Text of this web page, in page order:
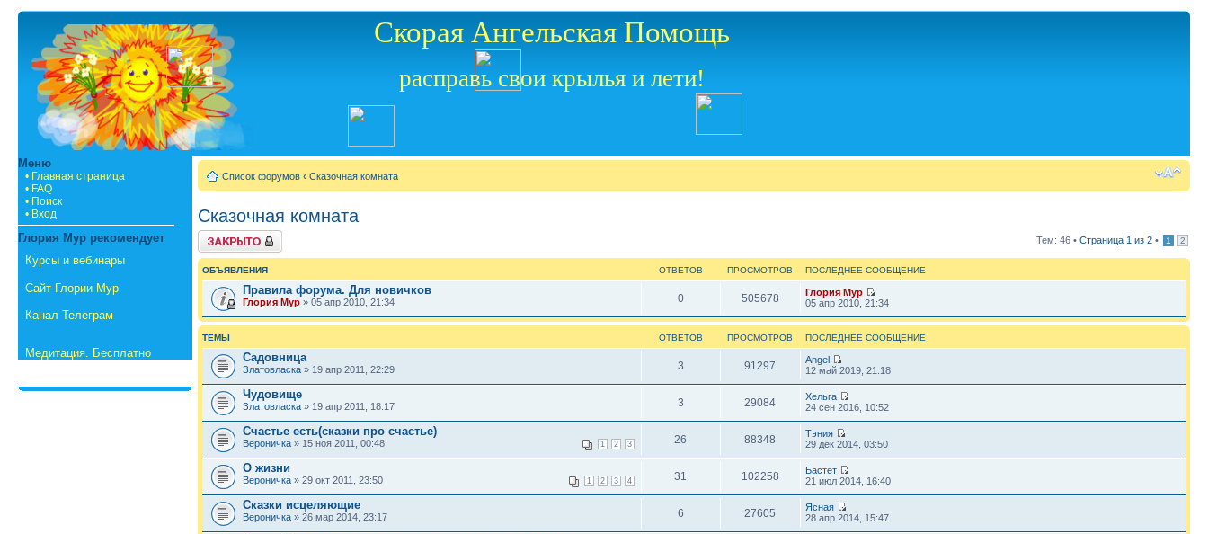
Скорая Ангельская Помощь
расправь свои крылья и лети!
Меню
• Главная страница
• FAQ
• Поиск
• Вход
Глория Мур рекомендует
Курсы и вебинары
Сайт Глории Мур
Канал Телеграм
Медитация. Бесплатно
Список форумов ‹ Сказочная комната
Сказочная комната
Форум закрыт Тем: 46 • Страница 1 из 2 • 1 2
ОБЪЯВЛЕНИЯ ОТВЕТОВ ПРОСМОТРОВ ПОСЛЕДНЕЕ СООБЩЕНИЕ
Правила форума. Для новичков
Глория Мур » 05 апр 2010, 21:34 0 505678
Глория Мур
05 апр 2010, 21:34
ТЕМЫ ОТВЕТОВ ПРОСМОТРОВ ПОСЛЕДНЕЕ СООБЩЕНИЕ
Садовница
Златовласка » 19 апр 2011, 22:29 3 91297
Angel
12 май 2019, 21:18
Чудовище
Златовласка » 19 апр 2011, 18:17 3 29084
Хельга
24 сен 2016, 10:52
Счастье есть(сказки про счастье)
1 2 3
Вероничка » 15 ноя 2011, 00:48 26 88348
Тэния
29 дек 2014, 03:50
О жизни
1 2 3 4
Вероничка » 29 окт 2011, 23:50 31 102258
Бастет
21 июл 2014, 16:40
Сказки исцеляющие
Вероничка » 26 мар 2014, 23:17 6 27605
Ясная
28 апр 2014, 15:47